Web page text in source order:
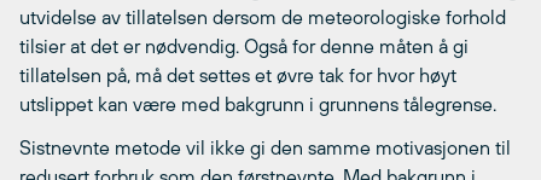
utvidelse av tillatelsen dersom de meteorologiske forhold
tilsier at det er nødvendig. Også for denne måten å gi
tillatelsen på, må det settes et øvre tak for hvor høyt
utslippet kan være med bakgrunn i grunnens tålegrense.
Sistnevnte metode vil ikke gi den samme motivasjonen til